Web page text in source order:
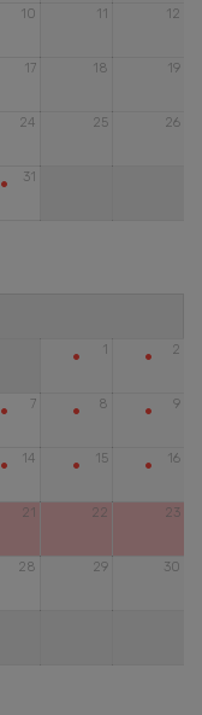
10 11 12
17 18 19
24 25 26
31
•
1
• 2
•
7
• 8
• 9
•
14
• 15
• 16
•
21 22 23
28 29 30